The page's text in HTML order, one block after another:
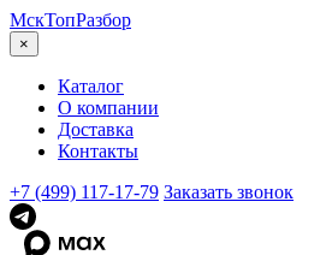
МскТопРазбор
×
Каталог
О компании
Доставка
Контакты
+7 (499) 117-17-79 Заказать звонок